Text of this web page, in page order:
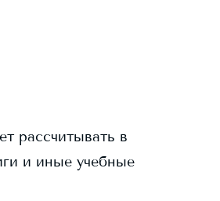
рассчитывать в
и иные учебные